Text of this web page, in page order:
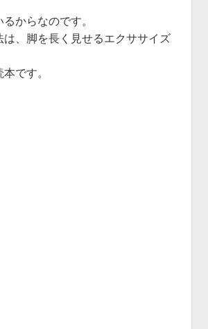
からなのです。
、脚を長く見せるエクササイズ
です。